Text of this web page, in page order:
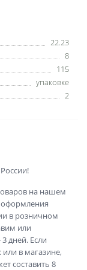
22.23
8
115
упаковке
2
на нашем
оформления
в розничном
или
дней. Если
или в магазине,
составить 8